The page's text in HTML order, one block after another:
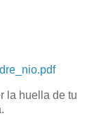
la huella de tu